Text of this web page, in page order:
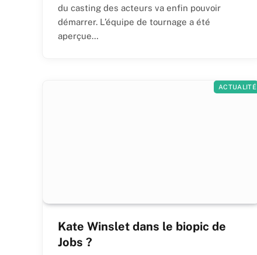
du casting des acteurs va enfin pouvoir
démarrer. L’équipe de tournage a été
aperçue…
ACTUALITÉ
Kate Winslet dans le biopic de
Jobs ?